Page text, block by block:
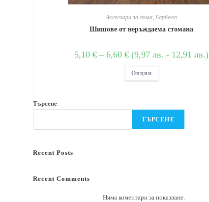
Аксесоари за дома,Барбекю
Шишове от неръждаема стомана
5,10€ – 6,60€ (9,97лв. - 12,91лв.)
Опции
Търсене
ТЪРСЕНЕ
Recent Posts
Recent Comments
Няма коментари за показване.